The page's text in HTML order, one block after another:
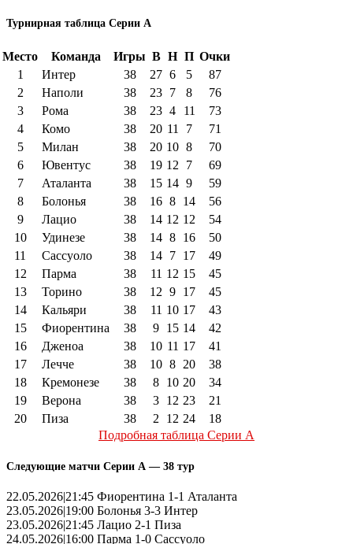
Турнирная таблица Серии А
Место Команда Игры В Н П Очки
1
Интер 38 27 6 5
87
2
Наполи 38 23 7 8
76
3
Рома 38 23 4 11
73
4
Комо 38 20 11 7
71
5
Милан 38 20 10 8
70
6
Ювентус 38 19 12 7
69
7
Аталанта 38 15 14 9
59
8
Болонья 38 16 8 14
56
9
Лацио 38 14 12 12
54
10
Удинезе 38 14 8 16
50
11
Сассуоло 38 14 7 17
49
12
Парма 38 11 12 15
45
13
Торино 38 12 9 17
45
14
Кальяри 38 11 10 17
43
15
Фиорентина 38 9 15 14
42
16
Дженоа 38 10 11 17
41
17
Лечче 38 10 8 20
38
18
Кремонезе 38 8 10 20
34
19
Верона 38 3 12 23
21
20
Пиза 38 2 12 24
18
Подробная таблица Серии А
Следующие матчи Серии А — 38 тур
22.05.2026|21:45 Фиорентина 1-1 Аталанта
23.05.2026|19:00 Болонья 3-3 Интер
23.05.2026|21:45 Лацио 2-1 Пиза
24.05.2026|16:00 Парма 1-0 Сассуоло